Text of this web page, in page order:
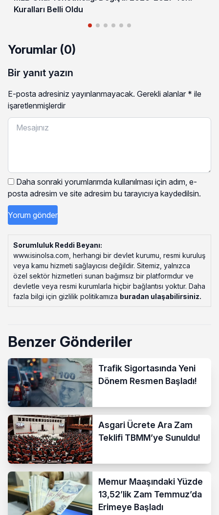
Kuralları Belli Oldu
Yorumlar (0)
Bir yanıt yazın
E-posta adresiniz yayınlanmayacak. Gerekli alanlar * ile
işaretlenmişlerdir
Daha sonraki yorumlarımda kullanılması için adım, e-
posta adresim ve site adresim bu tarayıcıya kaydedilsin.
Sorumluluk Reddi Beyanı:
www.isinolsa.com, herhangi bir devlet kurumu, resmi kuruluş
veya kamu hizmeti sağlayıcısı değildir. Sitemiz, yalnızca
özel sektör hizmetleri sunan bağımsız bir platformdur ve
devletle veya resmi kurumlarla hiçbir bağlantısı yoktur. Daha
fazla bilgi için gizlilik politikamıza buradan ulaşabilirsiniz.
Benzer Gönderiler
Trafik Sigortasında Yeni
Dönem Resmen Başladı!
Asgari Ücrete Ara Zam
Teklifi TBMM’ye Sunuldu!
Memur Maaşındaki Yüzde
13,52’lik Zam Temmuz’da
Erimeye Başladı